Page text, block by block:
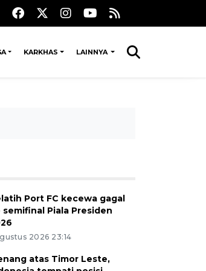
KARKHAS LAINNYA
Port FC kecewa gagal
semifinal Piala Presiden
2026 23:14
atas Timor Leste,